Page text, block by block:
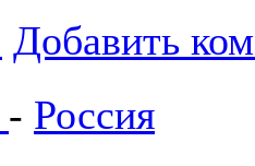
Добавить
- Россия